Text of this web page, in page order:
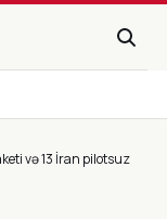
və 13 İran pilotsuz